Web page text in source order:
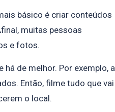
básico é criar conteúdos
muitas pessoas
e fotos.
de melhor. Por exemplo, a
Então, filme tudo que vai
o local.